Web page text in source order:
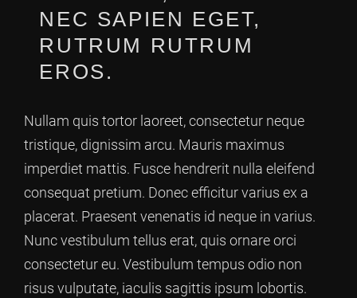
NEC SAPIEN EGET,
RUTRUM RUTRUM
EROS.
Nullam quis tortor laoreet, consectetur neque
tristique, dignissim arcu. Mauris maximus
imperdiet mattis. Fusce hendrerit nulla eleifend
consequat pretium. Donec efficitur varius ex a
placerat. Praesent venenatis id neque in varius.
Nunc vestibulum tellus erat, quis ornare orci
consectetur eu. Vestibulum tempus odio non
risus vulputate, iaculis sagittis ipsum lobortis.